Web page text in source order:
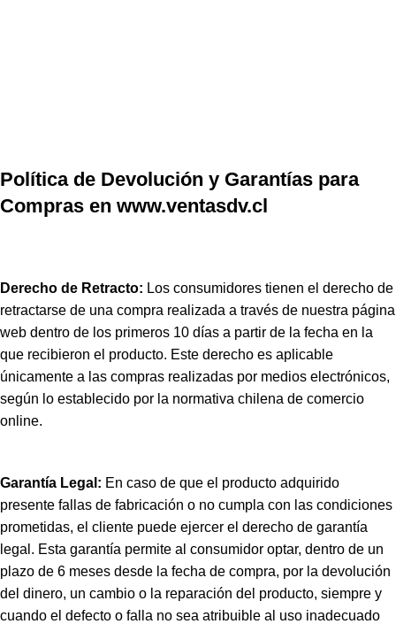
Política de Devolución y Garantías para
Compras en www.ventasdv.cl
Derecho de Retracto: Los consumidores tienen el derecho de
retractarse de una compra realizada a través de nuestra página
web dentro de los primeros 10 días a partir de la fecha en la
que recibieron el producto. Este derecho es aplicable
únicamente a las compras realizadas por medios electrónicos,
según lo establecido por la normativa chilena de comercio
online.
Garantía Legal: En caso de que el producto adquirido
presente fallas de fabricación o no cumpla con las condiciones
prometidas, el cliente puede ejercer el derecho de garantía
legal. Esta garantía permite al consumidor optar, dentro de un
plazo de 6 meses desde la fecha de compra, por la devolución
del dinero, un cambio o la reparación del producto, siempre y
cuando el defecto o falla no sea atribuible al uso inadecuado